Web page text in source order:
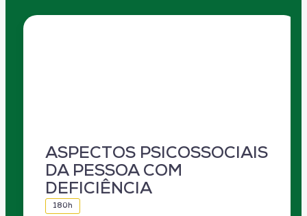
ASPECTOS PSICOSSOCIAIS
DA PESSOA COM
DEFICIÊNCIA
180h